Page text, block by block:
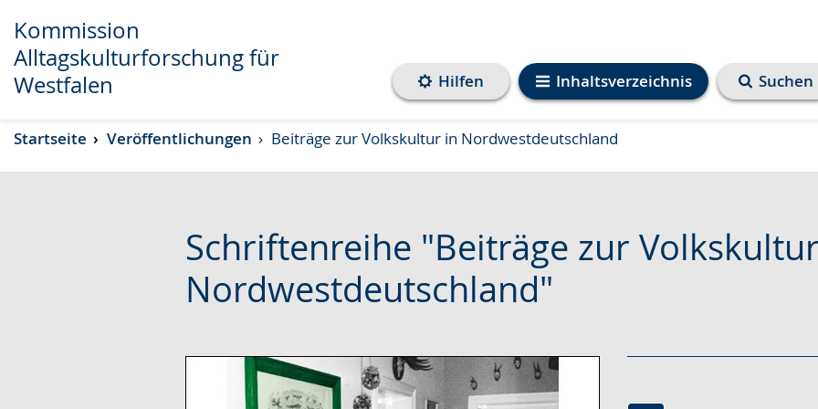
Transkript anzeigen
Abspielen
Pausieren
Kommission
Alltagskulturforschung für
Westfalen
Inhaltsverzeichnis
Hilfen Suchen
Startseite Veröffentlichungen Beiträge zur Volkskultur in Nordwestdeutschland
Schriftenreihe "Beiträge zur
Nordwestdeutschland"